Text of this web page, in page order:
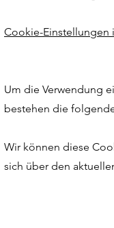
Cookie-Einstellungen
Um die Verwendung
bestehen die
Wir können diese
sich über den